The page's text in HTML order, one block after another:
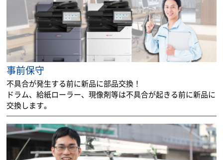
事前保守
不具合が発生する前に新品に部品交換！
ドラム、給紙ローラー、現像剤等は不具合が起きる前に新品に
交換します。